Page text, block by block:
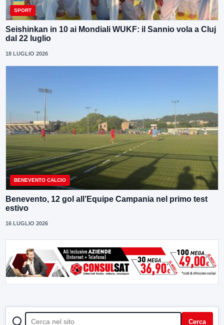
SPORT
Seishinkan in 10 ai Mondiali WUKF: il Sannio vola a Cluj
dal 22 luglio
18 LUGLIO 2026
BENEVENTO CALCIO
Benevento, 12 gol all’Equipe Campania nel primo test
estivo
16 LUGLIO 2026
CERCA Cerca